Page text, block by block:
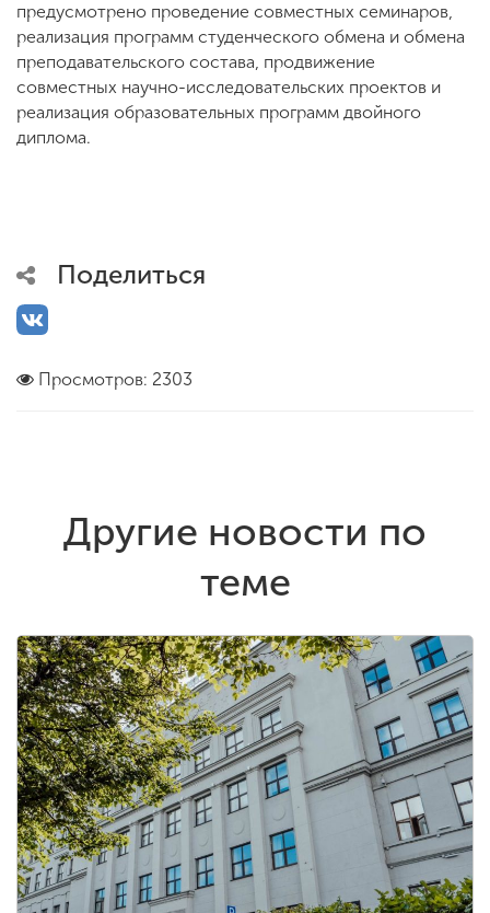
Приемная
комиссия
+7 (831) 262-26-20
предусмотрено проведение совместных семинаров,
реализация программ студенческого обмена и обмена
преподавательского состава, продвижение
совместных научно-исследовательских проектов и
реализация образовательных программ двойного
диплома.
Поделиться
Просмотров: 2303
Другие новости по
теме